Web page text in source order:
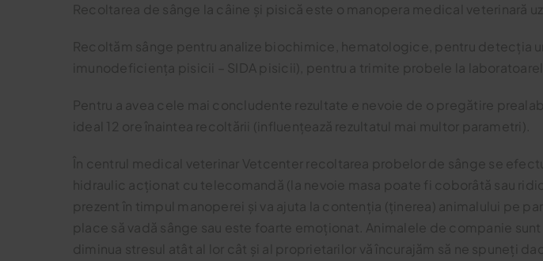
Recoltarea de sânge la câine și pisică este o manopera medical veterinară
Recoltăm sânge pentru analize biochimice, hematologice, pentru detecția
imunodeficiența pisicii – SIDA pisicii), pentru a trimite probele la
Pentru a avea cele mai concludente rezultate e nevoie de o pregătire
ideal 12 ore înaintea recoltării (influențează rezultatul mai multor parametri).
În centrul medical veterinar Vetcenter recoltarea probelor de sânge se
hidraulic acționat cu telecomandă (la nevoie masa poate fi coborâtă sau
prezent în timpul manoperei și va ajuta la contenția (ținerea) animalului pe
place să vadă sânge sau este foarte emoționat. Animalele de companie
diminua stresul atât al lor cât și al proprietarilor vă încurajăm să ne spuneți